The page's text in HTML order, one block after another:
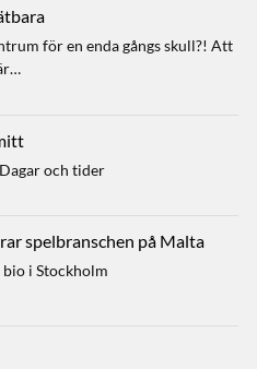
för en enda gångs skull?! Att
och tider
spelbranschen på Malta
bio i Stockholm